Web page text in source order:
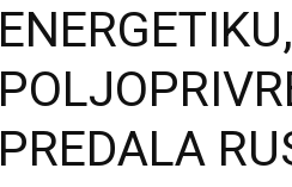
PREDALA